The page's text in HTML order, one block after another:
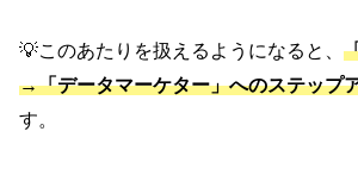
💡このあたりを扱えるようになると、
→「データマーケター」へのステップ
す。